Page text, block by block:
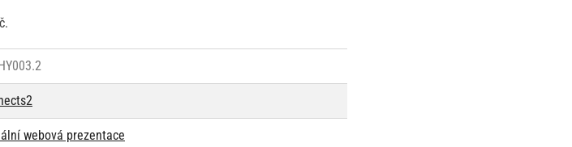
webová prezentace